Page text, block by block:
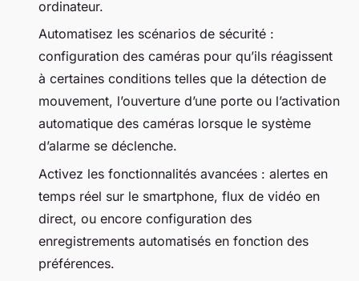
ordinateur.
Automatisez les scénarios de sécurité :
configuration des caméras pour qu’ils réagissent
à certaines conditions telles que la détection de
mouvement, l’ouverture d’une porte ou l’activation
automatique des caméras lorsque le système
d’alarme se déclenche.
Activez les fonctionnalités avancées : alertes en
temps réel sur le smartphone, flux de vidéo en
direct, ou encore configuration des
enregistrements automatisés en fonction des
préférences.